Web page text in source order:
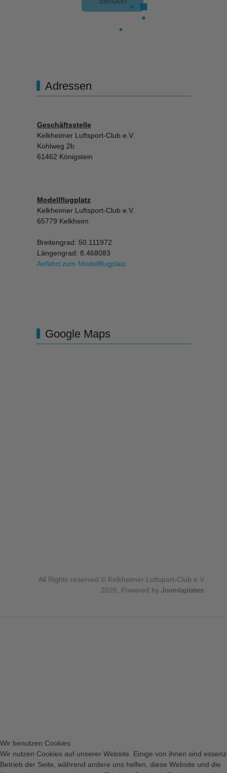
Adressen
Geschäftsstelle
Kelkheimer Luftsport-Club e.V.
Kohlweg 2b
61462 Königstein
Modellflugplatz
Kelkheimer Luftsport-Club e.V.
65779 Kelkheim
Breitengrad: 50.111972
Längengrad: 8.468083
Anfahrt zum Modellflugplatz
Google Maps
All Rights reserved © Kelkheimer Luftsport-Club e.V.
2026, Powered by Joomlaplates
Wir benutzen Cookies
Wir nutzen Cookies auf unserer Website. Einige von ihnen sind
Betrieb der Seite, während andere uns helfen, diese Website und die